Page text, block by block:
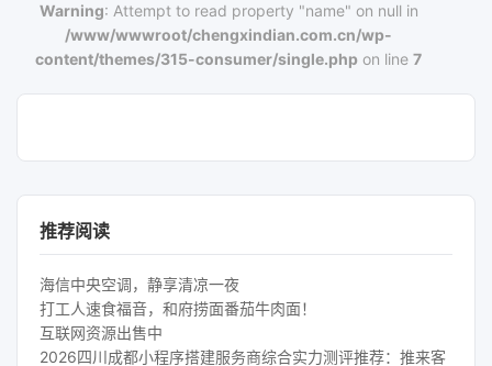
Warning: Attempt to read property "name" on null in
/www/wwwroot/chengxindian.com.cn/wp-
content/themes/315-consumer/single.php on line7
推荐阅读
海信中央空调，静享清凉一夜
打工人速食福音，和府捞面番茄牛肉面！
互联网资源出售中
2026四川成都小程序搭建服务商综合实力测评推荐：推来客